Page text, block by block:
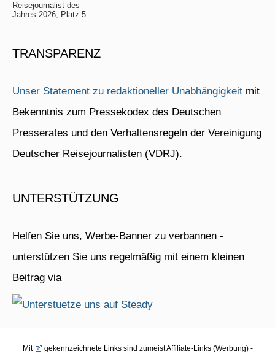
Reisejournalist des
Jahres 2026, Platz 5
TRANSPARENZ
Unser Statement zu redaktioneller Unabhängigkeit mit
Bekenntnis zum Pressekodex des Deutschen
Presserates und den Verhaltensregeln der Vereinigung
Deutscher Reisejournalisten (VDRJ).
UNTERSTÜTZUNG
Helfen Sie uns, Werbe-Banner zu verbannen -
unterstützen Sie uns regelmäßig mit einem kleinen
Beitrag via
Mit
gekennzeichnete Links sind zumeist Affiliate-Links (Werbung) -